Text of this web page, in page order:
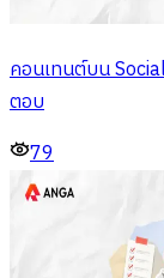
คอนเทนต์บน
ตอบ
79